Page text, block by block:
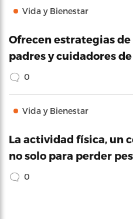
Vida y Bienestar
Ofrecen estrategias
padres y cuidadores
0
Vida y Bienestar
La actividad física, un
no solo para perder
0